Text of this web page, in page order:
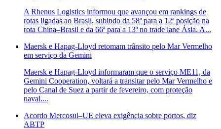
A Rhenus Logistics informou que avançou em rankings de
rotas ligadas ao Brasil, subindo da 58ª para a 12ª posição na
rota China–Brasil e da 66ª para a 13ª no trade lane Ásia. A...
Maersk e Hapag-Lloyd retomam trânsito pelo Mar Vermelho
em serviço da Gemini
Maersk e Hapag-Lloyd informaram que o serviço ME11, da
Gemini Cooperation, voltará a transitar pelo Mar Vermelho e
pelo Canal de Suez a partir de fevereiro, com proteção
naval....
Acordo Mercosul–UE eleva exigência sobre portos, diz
ABTP